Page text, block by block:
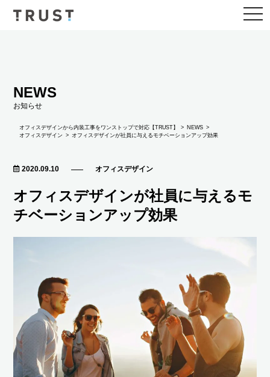
NEWS
お知らせ
オフィスデザインから内装工事をワンストップで対応【TRUST】
NEWS
オフィスデザイン
オフィスデザインが社員に与えるモチベーションアップ効果
2020.09.10 オフィスデザイン
オフィスデザインが社員に与えるモ
チベーションアップ効果